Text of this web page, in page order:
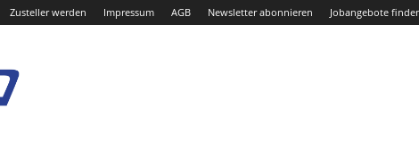
Zusteller werden Impressum AGB Newsletter abonnieren Jobangebote